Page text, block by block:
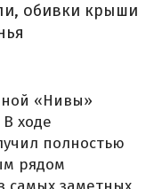
обивки крыши
«Нивы»
ходе
полностью
рядом